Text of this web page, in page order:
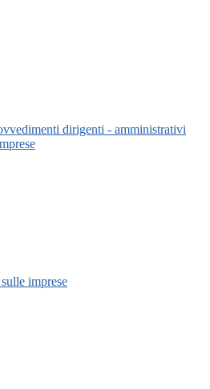
dirigenti - amministrativi
imprese